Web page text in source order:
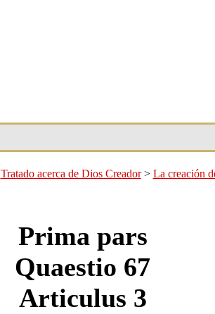
Tratado acerca de Dios Creador> La creación
Prima pars
Quaestio 67
Articulus 3